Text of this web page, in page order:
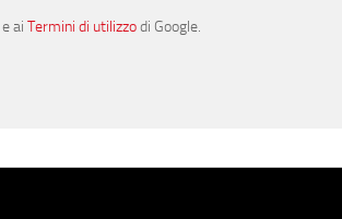
e ai Termini di utilizzodi Google.